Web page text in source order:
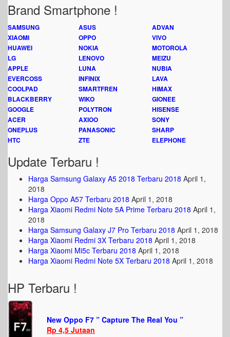
Brand Smartphone !
SAMSUNG ASUS
ADVAN
XIAOMI
OPPO
VIVO
HUAWEI
NOKIA
MOTOROLA
LG
LENOVO
MEIZU
APPLE
LUNA
NUBIA
EVERCOSS
INFINIX
LAVA
COOLPAD
SMARTFREN
HIMAX
BLACKBERRY
WIKO
GIONEE
GOOGLE
POLYTRON
HISENSE
ACER
AXIOO
SONY
ONEPLUS
PANASONIC
SHARP
HTC
ZTE ELEPHONE
Update Terbaru !
Harga Samsung Galaxy A5 2018 Terbaru 2018 April 1,
2018
Harga Oppo A57 Terbaru 2018 April 1, 2018
Harga Xiaomi Redmi Note 5A Prime Terbaru 2018 April 1,
2018
Harga Samsung Galaxy J7 Pro Terbaru 2018 April 1, 2018
Harga Xiaomi Redmi 3X Terbaru 2018 April 1, 2018
Harga Xiaomi Mi5c Terbaru 2018 April 1, 2018
Harga Xiaomi Redmi Note 5X Terbaru 2018 April 1, 2018
HP Terbaru !
New Oppo F7 ” Capture The Real You ”
Rp 4,5 Jutaan